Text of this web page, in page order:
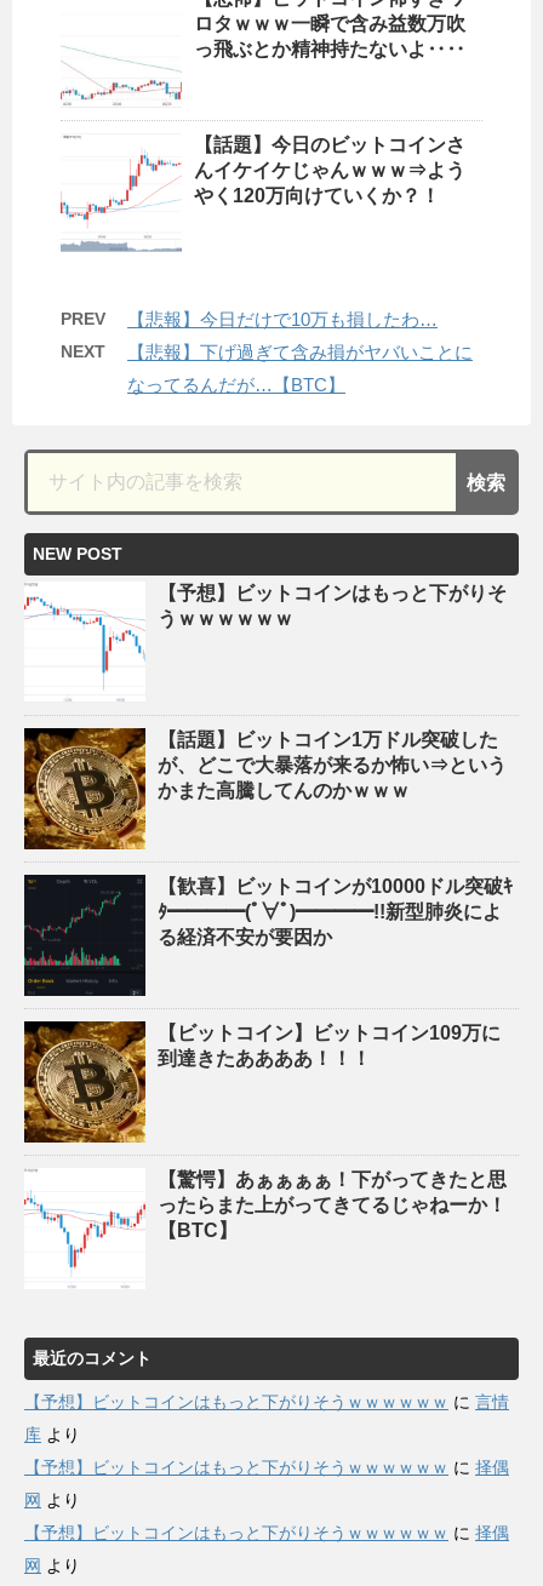
ロタｗｗｗ一瞬で含み益数万吹
っ飛ぶとか精神持たないよ‥‥
【話題】今日のビットコインさ
んイケイケじゃんｗｗｗ⇒よう
やく120万向けていくか？！
PREV 【悲報】今日だけで10万も損したわ…
NEXT
【悲報】下げ過ぎて含み損がヤバいことに
なってるんだが…【BTC】
NEW POST
【予想】ビットコインはもっと下がりそ
うｗｗｗｗｗｗ
【話題】ビットコイン1万ドル突破した
が、どこで大暴落が来るか怖い⇒という
かまた高騰してんのかｗｗｗ
【歓喜】ビットコインが10000ドル突破ｷ
ﾀ━━━━(ﾟ∀ﾟ)━━━━!!新型肺炎によ
る経済不安が要因か
【ビットコイン】ビットコイン109万に
到達きたああああ！！！
【驚愕】あぁぁぁぁ！下がってきたと思
ったらまた上がってきてるじゃねーか！
【BTC】
最近のコメント
【予想】ビットコインはもっと下がりそうｗｗｗｗｗｗ に 言情
库 より
【予想】ビットコインはもっと下がりそうｗｗｗｗｗｗ に 择偶
网 より
【予想】ビットコインはもっと下がりそうｗｗｗｗｗｗ に 择偶
网 より